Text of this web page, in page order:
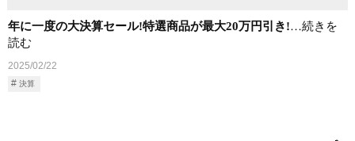
年に一度の大決算セール!特選商品が最大20万円引き!…続きを
読む
2025/02/22
決算